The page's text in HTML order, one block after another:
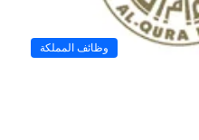
وظائف المملكة